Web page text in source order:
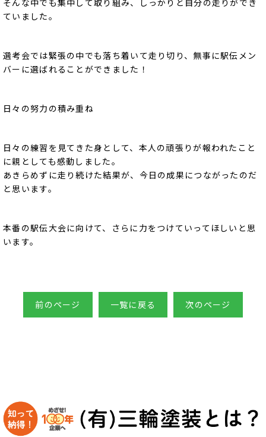
そんな中でも集中して取り組み、しっかりと自分の走りができ
ていました。
選考会では緊張の中でも落ち着いて走り切り、無事に駅伝メン
バーに選ばれることができました！
日々の努力の積み重ね
日々の練習を見てきた身として、本人の頑張りが報われたこと
に親としても感動しました。
あきらめずに走り続けた結果が、今日の成果につながったのだ
と思います。
本番の駅伝大会に向けて、さらに力をつけていってほしいと思
います。
前のページ 一覧に戻る 次のページ